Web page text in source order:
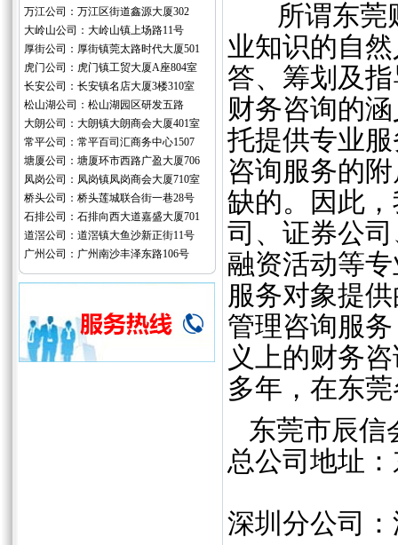
万江公司：万江区街道鑫源大厦302
大岭山公司：大岭山镇上场路11号
厚街公司：厚街镇莞太路时代大厦501
虎门公司：虎门镇工贸大厦A座804室
长安公司：长安镇名店大厦3楼310室
松山湖公司：松山湖园区研发五路
大朗公司：大朗镇大朗商会大厦401室
常平公司：常平百司汇商务中心1507
塘厦公司：塘厦环市西路广盈大厦706
凤岗公司：凤岗镇凤岗商会大厦710室
桥头公司：桥头莲城联合街一巷28号
石排公司：石排向西大道嘉盛大厦701
道滘公司：道滘镇大鱼沙新正街11号
广州公司：广州南沙丰泽东路106号
所谓东莞财
业知识的自
答、筹划及
财务咨询的
托提供专业
咨询服务的
缺的。因此
司、证券公
融资活动等
服务对象提
管理咨询服
义上的财务
多年，在东
东莞市辰信
总公司地址
深圳分公司